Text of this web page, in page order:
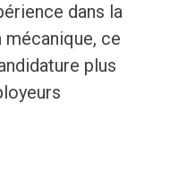
dans la
ce
plus